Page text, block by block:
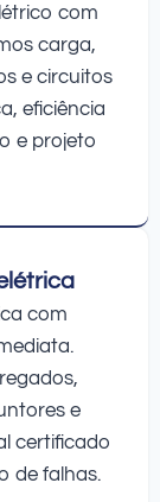
com
carga,
e circuitos
eficiência
e projeto
com
e
certificado
de falhas.